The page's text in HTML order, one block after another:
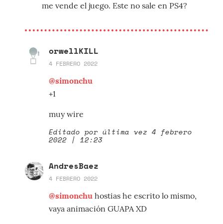
me vende el juego. Este no sale en PS4?
orwellKILL
4 FEBRERO 2022
@simonchu
+1
muy wire
Editado por última vez 4 febrero
2022 | 12:23
AndresBaez
4 FEBRERO 2022
@simonchu hostias he escrito lo mismo,
vaya animación GUAPA XD